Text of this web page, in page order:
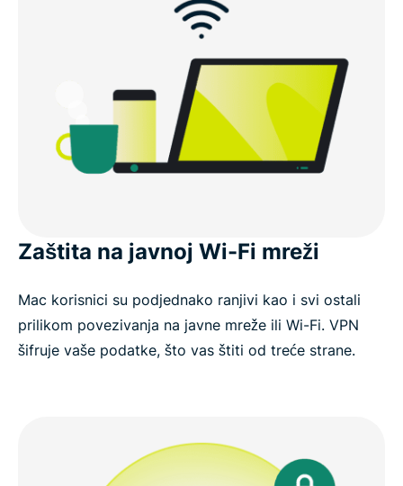
Zaštita na javnoj Wi-Fi mreži
Mac korisnici su podjednako ranjivi kao i svi ostali
prilikom povezivanja na javne mreže ili Wi-Fi. VPN
šifruje vaše podatke, što vas štiti od treće strane.